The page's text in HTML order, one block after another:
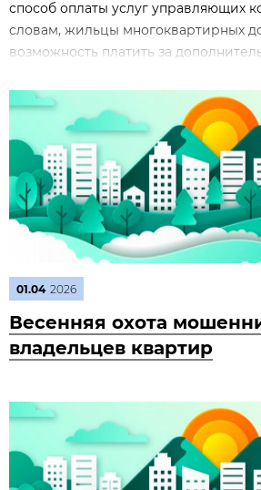
способ оплаты услуг управляющих
словам, жильцы многоквартирных
возможность платить за
01.04 2026
Весенняя охота
владельцев квартир